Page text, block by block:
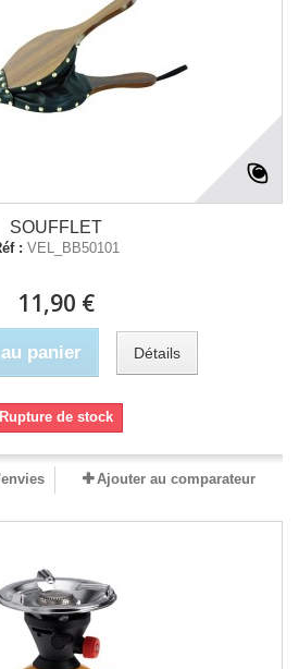
SOUFFLET
: VEL_BB50101
11,90 €
panier Détails
Rupture de stock
Ajouter au comparateur